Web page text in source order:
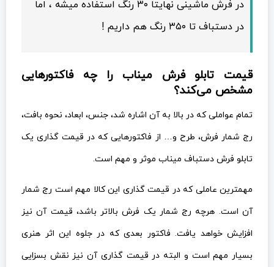
در فرش ماشینی نهایتا ۳۰ رنگ استفاده میشه ، اما
در دستباف تا ۳۵۰ رنگ هم داریم !
قیمت تابلو فرش میناب را چه فاکتورهایی
مشخص می‌کند؟
تمام عواملی که در بالا به آن اشاره شد، جنس، ابعاد، نحوه بافت،
رج شمار فرش، طرح و… از فاکتورهایی که در قیمت گذاری یک
تابلو فرش دستباف میناب موثر و مهم است.
مهمترین عاملی که در قیمت گذاری این کالا مهم است رج شمار
آن است. هرچه رج شمار یک فرش بالاتر باشد، قیمت آن نیز
افزایش خواهد یافت. فاکتور بعدی که در جلوه این اثر هنری
بسیار مهم است و البته در قیمت گذاری آن نیز نقش بسزایی